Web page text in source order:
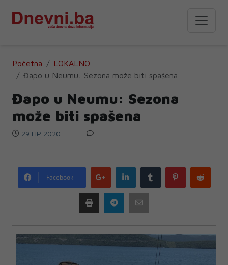
Početna
LOKALNO
Đapo u Neumu: Sezona može biti spašena
Đapo u Neumu: Sezona
može biti spašena
29 LIP 2020
Facebook
Google
plus
LinkedIn Tumblr Pinterest
Print Telegram